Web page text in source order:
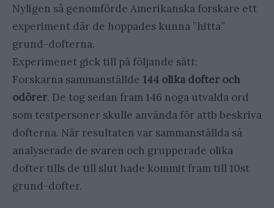
Nyligen så genomförde Amerikanska forskare ett
experiment där de hoppades kunna ”hitta”
grund-dofterna.
Experimenet gick till på följande sätt:
Forskarna sammanställde 144 olika dofter och
odörer. De tog sedan fram 146 noga utvalda ord
som testpersoner skulle använda för attb beskriva
dofterna. När resultaten var sammanställda så
analyserade de svaren och grupperade olika
dofter tills de till slut hade kommit fram till 10st
grund-dofter.